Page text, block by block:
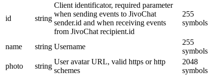
id string
Client identificator, required parameter
when sending events to JivoChat
sender.id and when receiving events
from JivoChat recipient.id
255
symbols
name string Username
255
symbols
photo
string
User avatar URL, valid https or http
schemes
2048
symbols